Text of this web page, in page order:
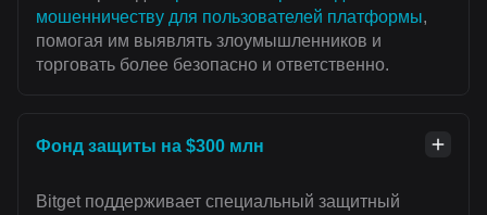
мошенничеству для пользователей платформы,
помогая им выявлять злоумышленников и
торговать более безопасно и ответственно.
Фонд защиты на $300 млн
Bitget поддерживает специальный защитный